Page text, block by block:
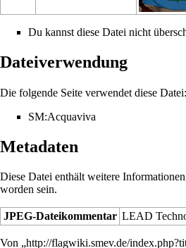
Du kannst diese Datei nicht
Dateiverwendung
Die folgende Seite verwendet diese Datei:
SM:Acquaviva
Metadaten
Diese Datei enthält weitere
worden sein.
JPEG-Dateikommentar LEAD
Von „http://flagwiki.smev.de/